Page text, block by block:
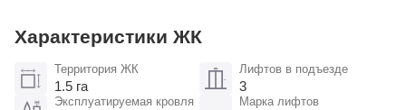
Характеристики ЖК
Территория ЖК
1.5 га
Лифтов в подъезде
3
Эксплуатируемая кровля Марка лифтов